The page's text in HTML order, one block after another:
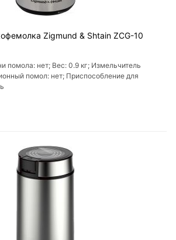
Zigmund & Shtain ZCG-10
помола: нет; Вес: 0.9 кг; Измельчитель
помол: нет; Приспособление для